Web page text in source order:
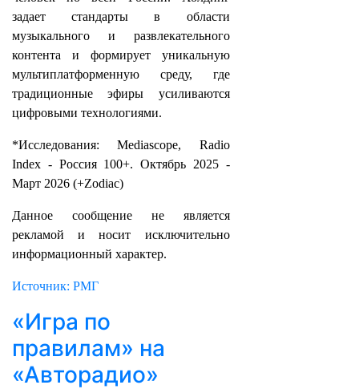
задает стандарты в области
музыкального и развлекательного
контента и формирует уникальную
мультиплатформенную среду, где
традиционные эфиры усиливаются
цифровыми технологиями.
*Исследования: Mediascope, Radio
Index - Россия 100+. Октябрь 2025 -
Март 2026 (+Zodiac)
Данное сообщение не является
рекламой и носит исключительно
информационный характер.
Источник: РМГ
«Игра по
правилам» на
«Авторадио»